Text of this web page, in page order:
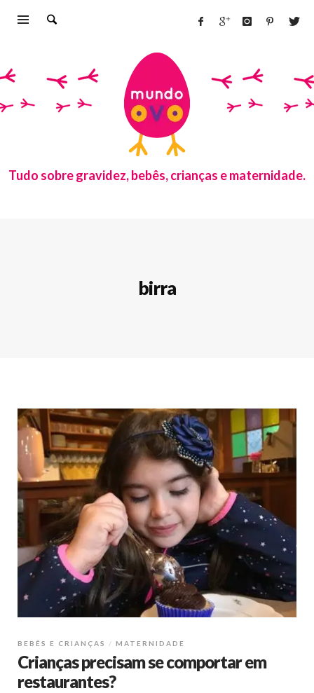
Tudo sobre gravidez, bebês, crianças e maternidade.
birra
BEBÊS E CRIANÇAS MATERNIDADE
Crianças precisam se comportar em
restaurantes?